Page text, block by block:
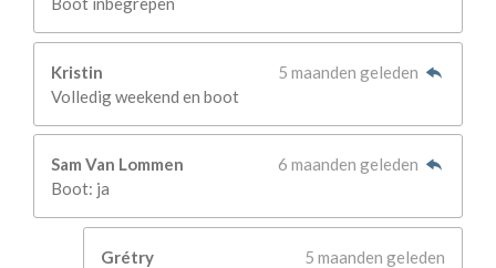
Kristin
5 maanden geleden
Volledig weekend en boot
Sam Van Lommen
6 maanden geleden
Boot: ja
Grétry
5 maanden geleden